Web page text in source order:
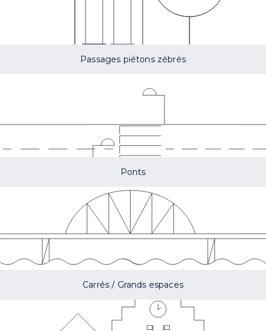
Passages piétons zébrés
Ponts
Carrés / Grands espaces